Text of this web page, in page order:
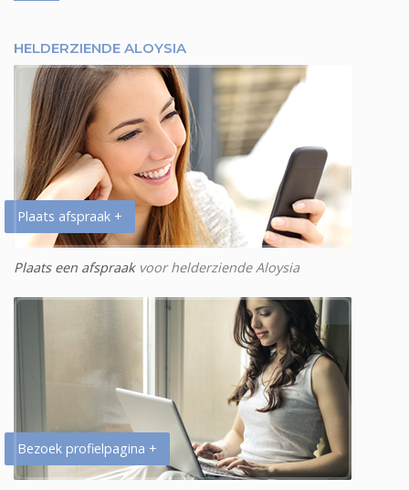
HELDERZIENDE ALOYSIA
Plaats afspraak +
Plaats een afspraakvoor helderziende Aloysia
Bezoek profielpagina +